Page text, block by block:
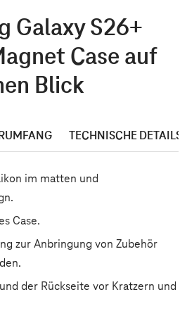
Galaxy S26+
Case auf
Blick
TECHNISCHE DETAILS
im matten und
Case.
zur Anbringung von Zubehör
der Rückseite vor Kratzern und